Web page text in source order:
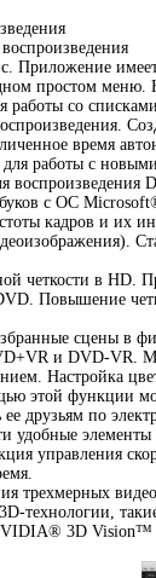
Приложение
простом
со
время
для работы с
с ОС
кадров и их
четкости в HD.
Повышение
сцены в
и DVD-VR.
Настройка
этой функции
друзьям по
удобные
управления
трехмерных
технологии,
3D